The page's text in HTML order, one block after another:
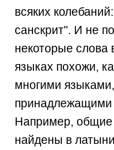
всяких
санскрит". И не
некоторые слова
языках похожи,
многими языками,
принадлежащими
Например, общие
найдены в